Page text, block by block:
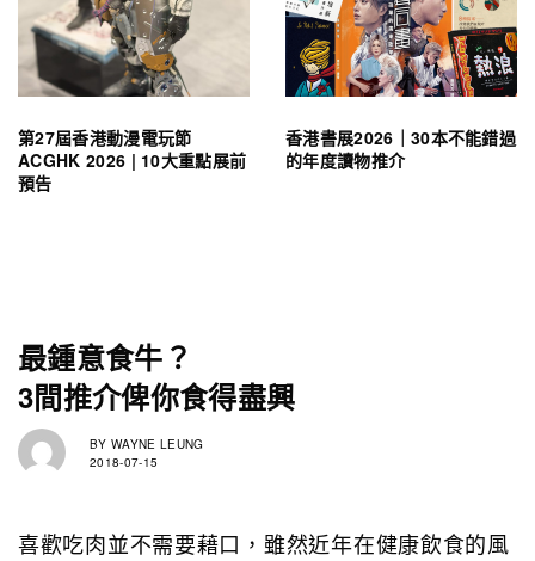
第27屆香港動漫電玩節
ACGHK 2026 | 10大重點展前
預告
香港書展2026｜30本不能錯過
的年度讀物推介
最鍾意食牛？
3間推介俾你食得盡興
BY WAYNE LEUNG
2018-07-15
喜歡吃肉並不需要藉口，雖然近年在健康飲食的風